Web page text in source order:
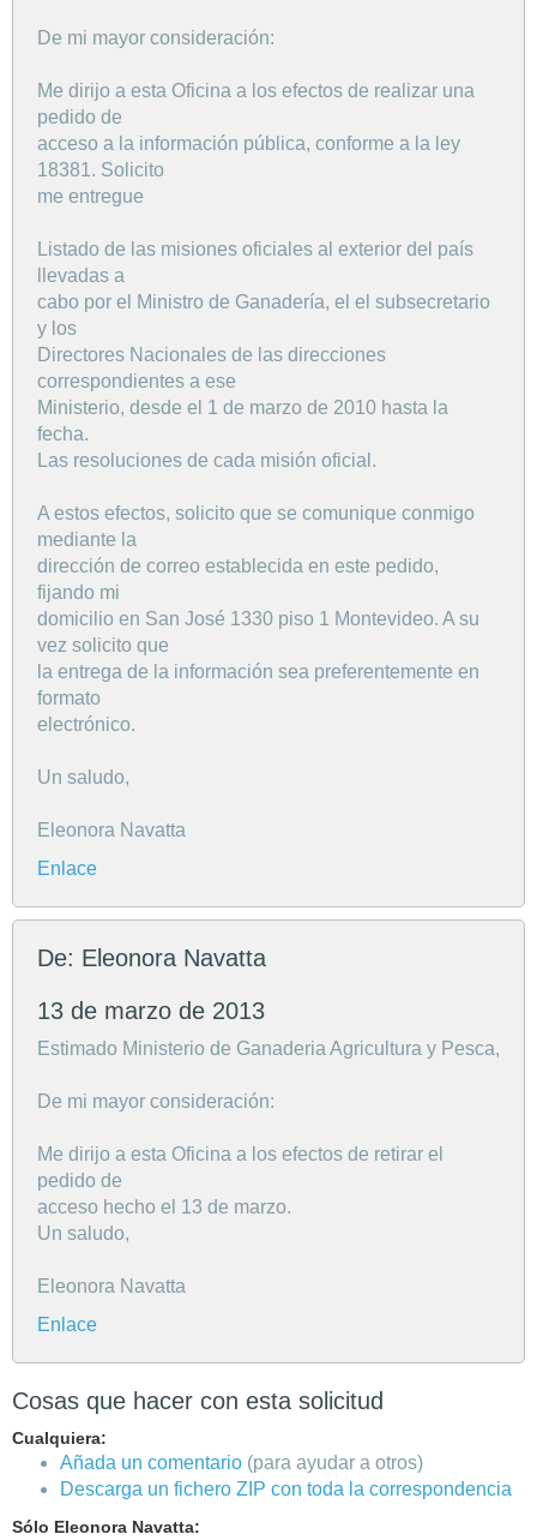
De mi mayor consideración:
Me dirijo a esta Oficina a los efectos de realizar una
pedido de
acceso a la información pública, conforme a la ley
18381. Solicito
me entregue
Listado de las misiones oficiales al exterior del país
llevadas a
cabo por el Ministro de Ganadería, el el subsecretario
y los
Directores Nacionales de las direcciones
correspondientes a ese
Ministerio, desde el 1 de marzo de 2010 hasta la
fecha.
Las resoluciones de cada misión oficial.
A estos efectos, solicito que se comunique conmigo
mediante la
dirección de correo establecida en este pedido,
fijando mi
domicilio en San José 1330 piso 1 Montevideo. A su
vez solicito que
la entrega de la información sea preferentemente en
formato
electrónico.
Un saludo,
Eleonora Navatta
Enlace
De: Eleonora Navatta
13 de marzo de 2013
Estimado Ministerio de Ganaderia Agricultura y Pesca,
De mi mayor consideración:
Me dirijo a esta Oficina a los efectos de retirar el
pedido de
acceso hecho el 13 de marzo.
Un saludo,
Eleonora Navatta
Enlace
Cosas que hacer con esta solicitud
Cualquiera:
Añada un comentario (para ayudar a otros)
Descarga un fichero ZIP con toda la correspondencia
Sólo Eleonora Navatta: